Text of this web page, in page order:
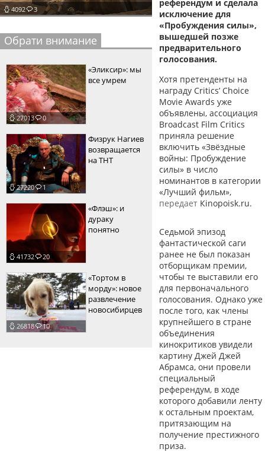
пїЅпїЅпїЅ
пїЅпїЅпїЅпїЅпїЅпїЅпїЅпїЅпїЅпїЅпїЅ
пїЅпїЅпїЅ
пїЅпїЅпїЅпїЅпїЅпїЅпїЅпїЅпїЅ
пїЅпїЅпїЅ пїЅпїЅпїЅпїЅпїЅ
пїЅпїЅпїЅ пїЅпїЅпїЅпїЅпїЅпїЅ
пїЅпїЅпїЅпїЅпїЅ
пїЅпїЅпїЅпїЅпїЅпїЅпїЅпїЅпїЅпїЅ
пїЅпїЅпїЅпїЅпїЅпїЅпїЅпїЅпїЅпїЅ
4092 3
Обрати внимание
27013 0
«Эликсир»: мы
все умрем
27220 1
Физрук Нагиев
возвращается
на ТНТ
41732 20
«Флэш»: и
дураку
понятно
26818 10
«Тортом в
морду»: новое
развлечение
новосибирцев
референдум и сделала
исключение для
«Пробуждения силы»,
вышедшей позже
предварительного
голосования.
Хотя претенденты на
награду Critics’ Choice
Movie Awards уже
объявлены, ассоциация
Broadcast Film Critics
приняла решение
включить «Звёздные
войны: Пробуждение
силы» в число
номинантов в категории
«Лучший фильм»,
передает Кinopoisk.ru.
Седьмой эпизод
фантастической саги
ранее не был показан
отборщикам премии,
чтобы те выставили его
для первоначального
голосования. Однако уже
после того, как члены
крупнейшего в стране
объединения
кинокритиков увидели
картину Джей Джей
Абрамса, они провели
специальный
референдум, в ходе
которого добавили ленту
к остальным проектам,
притязающим на
получение престижного
приза.